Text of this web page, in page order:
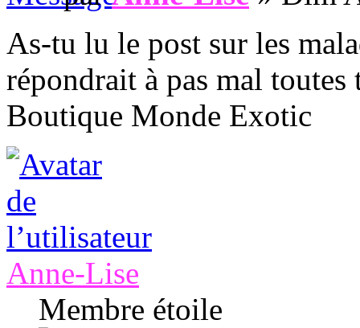
As-tu lu le post sur les
répondrait à pas mal toutes
Boutique Monde Exotic
Anne-Lise
Membre étoile